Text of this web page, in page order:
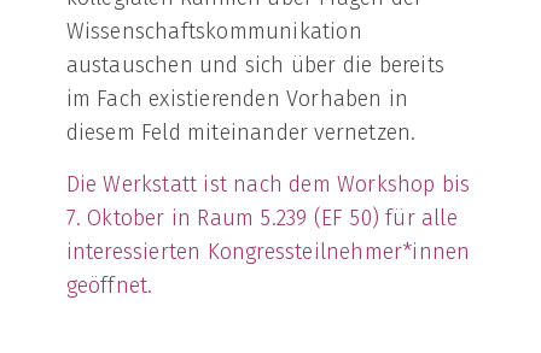
Wissenschaftskommunikation
austauschen und sich über die bereits
im Fach existierenden Vorhaben in
diesem Feld miteinander vernetzen.
Die Werkstatt ist nach dem Workshop bis
7. Oktober in Raum 5.239 (EF 50) für alle
interessierten Kongressteilnehmer*innen
geöffnet.